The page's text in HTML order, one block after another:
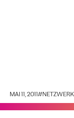
MAI 11, 2011 #NETZWERK